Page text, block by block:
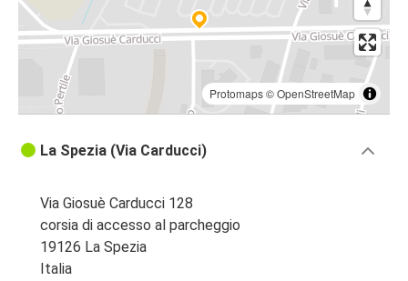
Protomaps©OpenStreetMap
La Spezia (Via Carducci)
Via Giosuè Carducci 128
corsia di accesso al parcheggio
19126 La Spezia
Italia